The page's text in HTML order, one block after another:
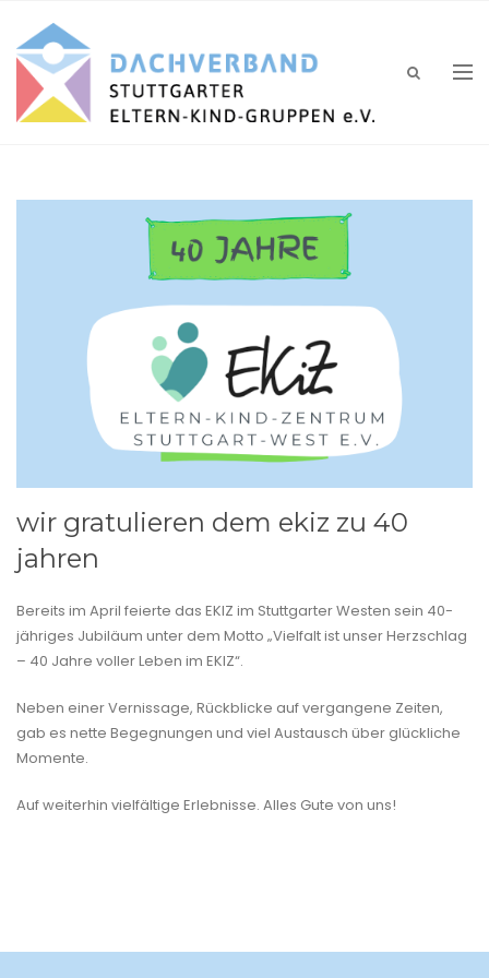
wir gratulieren dem ekiz zu 40
jahren
Bereits im April feierte das EKIZ im Stuttgarter Westen sein 40-
jähriges Jubiläum unter dem Motto „Vielfalt ist unser Herzschlag
– 40 Jahre voller Leben im EKIZ“.
Neben einer Vernissage, Rückblicke auf vergangene Zeiten,
gab es nette Begegnungen und viel Austausch über glückliche
Momente.
Auf weiterhin vielfältige Erlebnisse. Alles Gute von uns!